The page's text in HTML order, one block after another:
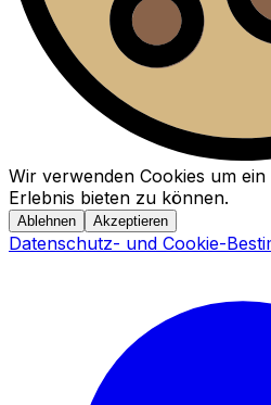
Wir verwenden Cookies um
Erlebnis bieten zu können.
Ablehnen Akzeptieren
Datenschutz- und Cookie-